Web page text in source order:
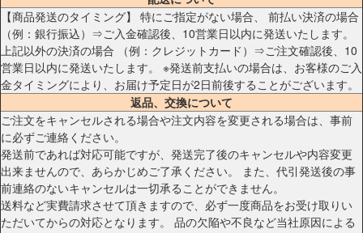
【商品発送のタイミング】 特にご指定がない場合、 前払い決済の場合
（例：銀行振込）⇒ご入金確認後、10営業日以内に発送いたします。
上記以外の決済の場合 （例：クレジットカード）⇒ご注文確認後、10
営業日以内に発送いたします。 ※発送前支払いの場合は、お客様のご入
金タイミングにより、お届け予定日が2日前後することがございます。
返品、交換について
ご注文をキャンセルされる場合や注文内容を変更される場合は、事前
に必ずご連絡ください。
発送前であれば対応可能ですが、発送完了後のキャンセルや内容変更
出来ませんので、あらかじめご了承ください。 また、代引発送後の事
前連絡のないキャンセルは一切承ることができません。
送料など実費請求させて頂きますので、必ず一度商品をお受け取りい
ただいてからの対応となります。 品の欠陥や不良など当社原因による